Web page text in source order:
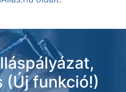
(Új funkció!)